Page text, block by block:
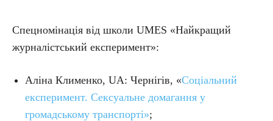
Спецномінація від школи UMES «Найкращий
журналістський експеримент»:
Аліна Клименко, UA: Чернігів, «Соціальний
експеримент. Сексуальне домагання у
громадському транспорті»;